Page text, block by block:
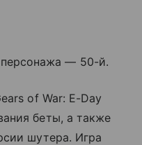
— 50-й.
of War: E-Day
беты, а также
шутера. Игра